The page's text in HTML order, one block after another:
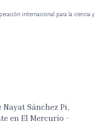
internacional para la ciencia y
Sánchez Pi,
en El Mercurio -